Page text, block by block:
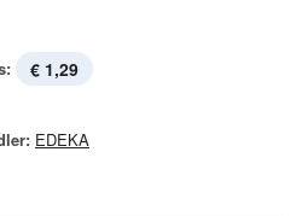
€ 1,29
EDEKA